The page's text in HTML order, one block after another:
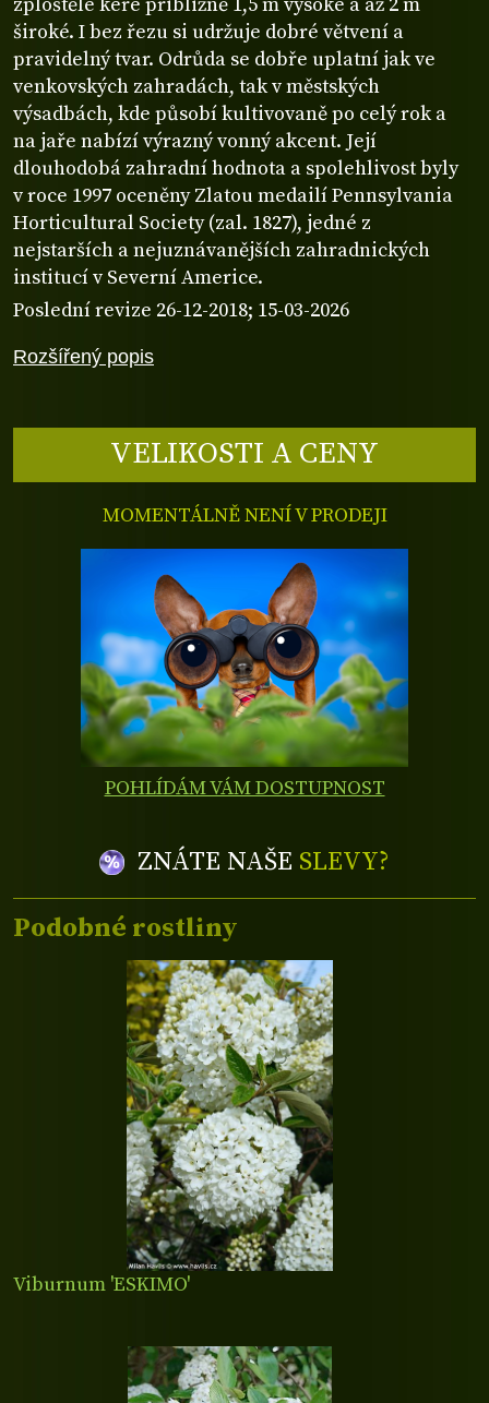
Rozšířený popis
zploštělé keře přibližně 1,5 m vysoké a až 2 m
široké. I bez řezu si udržuje dobré větvení a
pravidelný tvar. Odrůda se dobře uplatní jak ve
venkovských zahradách, tak v městských
výsadbách, kde působí kultivovaně po celý rok a
na jaře nabízí výrazný vonný akcent. Její
dlouhodobá zahradní hodnota a spolehlivost byly
v roce 1997 oceněny Zlatou medailí Pennsylvania
Horticultural Society (zal. 1827), jedné z
nejstarších a nejuznávanějších zahradnických
institucí v Severní Americe.
Poslední revize 26-12-2018; 15-03-2026
VELIKOSTI A CENY
MOMENTÁLNĚ NENÍ V PRODEJI
POHLÍDÁM VÁM DOSTUPNOST
ZNÁTE NAŠE SLEVY?
Podobné rostliny
Viburnum 'ESKIMO'